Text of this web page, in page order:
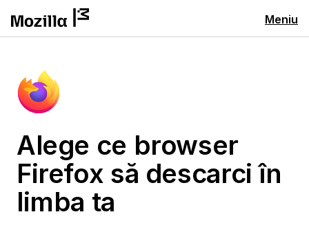
Meniu
Alege ce browser
Firefox să descarci în
limba ta